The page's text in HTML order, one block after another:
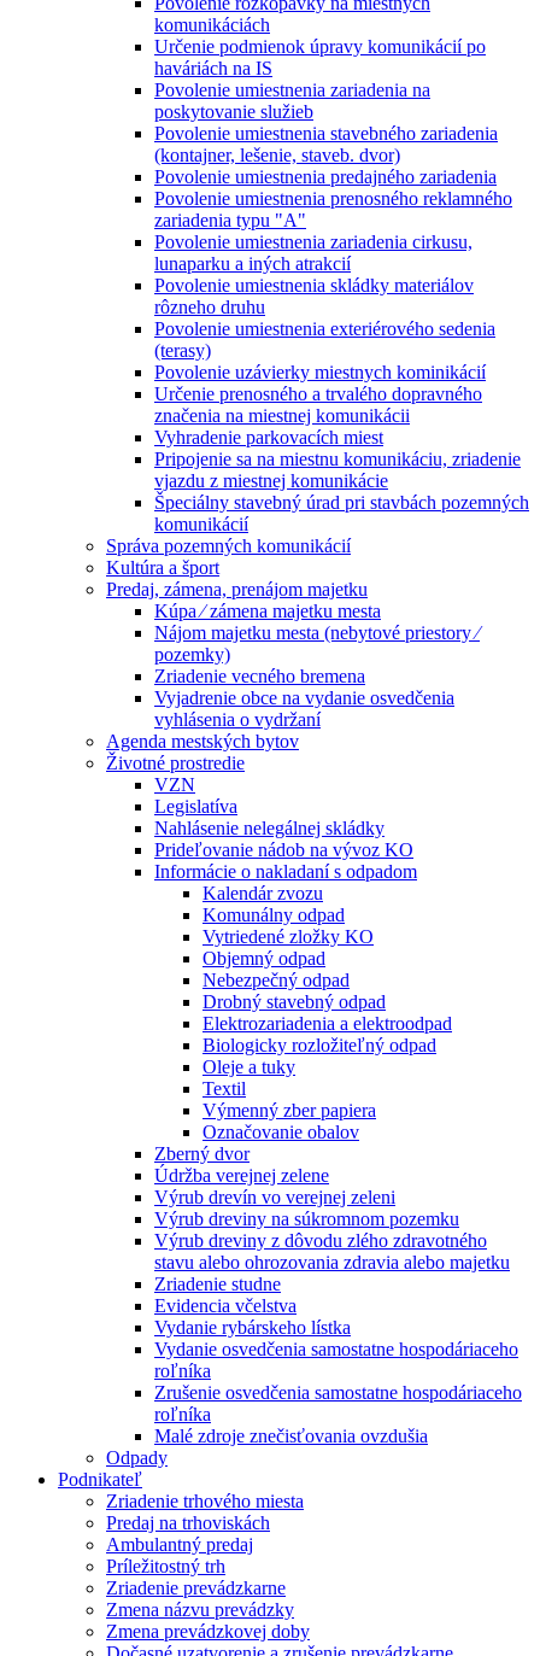
komunikáciách
Určenie podmienok úpravy komunikácií po
haváriách na IS
Povolenie umiestnenia zariadenia na
poskytovanie služieb
Povolenie umiestnenia stavebného zariadenia
(kontajner, lešenie, staveb. dvor)
Povolenie umiestnenia predajného zariadenia
Povolenie umiestnenia prenosného reklamného
zariadenia typu "A"
Povolenie umiestnenia zariadenia cirkusu,
lunaparku a iných atrakcií
Povolenie umiestnenia skládky materiálov
rôzneho druhu
Povolenie umiestnenia exteriérového sedenia
(terasy)
Povolenie uzávierky miestnych kominikácií
Určenie prenosného a trvalého dopravného
značenia na miestnej komunikácii
Vyhradenie parkovacích miest
Pripojenie sa na miestnu komunikáciu, zriadenie
vjazdu z miestnej komunikácie
Špeciálny stavebný úrad pri stavbách pozemných
komunikácií
Správa pozemných komunikácií
Kultúra a šport
Predaj, zámena, prenájom majetku
Kúpa ⁄ zámena majetku mesta
Nájom majetku mesta (nebytové priestory ⁄
pozemky)
Zriadenie vecného bremena
Vyjadrenie obce na vydanie osvedčenia
vyhlásenia o vydržaní
Agenda mestských bytov
Životné prostredie
VZN
Legislatíva
Nahlásenie nelegálnej skládky
Prideľovanie nádob na vývoz KO
Informácie o nakladaní s odpadom
Kalendár zvozu
Komunálny odpad
Vytriedené zložky KO
Objemný odpad
Nebezpečný odpad
Drobný stavebný odpad
Elektrozariadenia a elektroodpad
Biologicky rozložiteľný odpad
Oleje a tuky
Textil
Výmenný zber papiera
Označovanie obalov
Zberný dvor
Údržba verejnej zelene
Výrub drevín vo verejnej zeleni
Výrub dreviny na súkromnom pozemku
Výrub dreviny z dôvodu zlého zdravotného
stavu alebo ohrozovania zdravia alebo majetku
Zriadenie studne
Evidencia včelstva
Vydanie rybárskeho lístka
Vydanie osvedčenia samostatne hospodáriaceho
roľníka
Zrušenie osvedčenia samostatne hospodáriaceho
roľníka
Malé zdroje znečisťovania ovzdušia
Odpady
Podnikateľ
Zriadenie trhového miesta
Predaj na trhoviskách
Ambulantný predaj
Príležitostný trh
Zriadenie prevádzkarne
Zmena názvu prevádzky
Zmena prevádzkovej doby